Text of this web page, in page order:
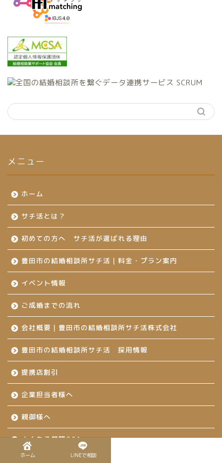
メニュー
ホーム
サチ活とは？
初めての方へ サチ活が選ばれる理由
豊田市の結婚相談所サチ活｜料金・プラン案内
イベント情報
ご成婚までの流れ
会社概要｜豊田市の結婚相談所サチ活株式会社
豊田市の結婚相談所サチ活 採用情報
提携店割引
企業担当者様へ
親御様へ
よくある質問Q&A
ホーム LINEで相談